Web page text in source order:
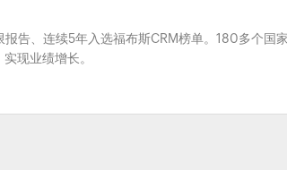
告、连续5年入选福布斯CRM榜单。180多个国
现业绩增长。